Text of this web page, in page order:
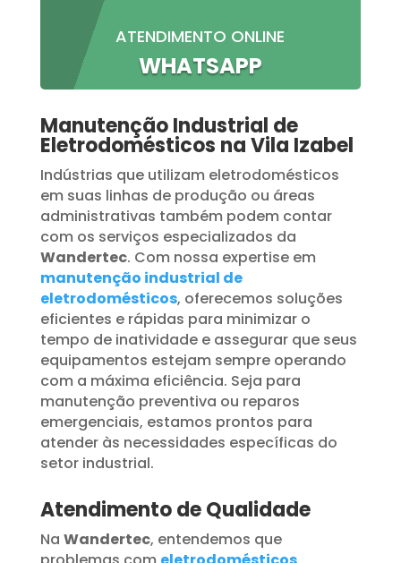
ATENDIMENTO ONLINE
WHATSAPP
Manutenção Industrial de
Eletrodomésticos na Vila Izabel
Indústrias que utilizam eletrodomésticos
em suas linhas de produção ou áreas
administrativas também podem contar
com os serviços especializados da
Wandertec. Com nossa expertise em
manutenção industrial de
eletrodomésticos, oferecemos soluções
eficientes e rápidas para minimizar o
tempo de inatividade e assegurar que seus
equipamentos estejam sempre operando
com a máxima eficiência. Seja para
manutenção preventiva ou reparos
emergenciais, estamos prontos para
atender às necessidades específicas do
setor industrial.
Atendimento de Qualidade
Na Wandertec, entendemos que